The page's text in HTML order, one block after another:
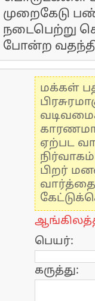
முறைகேடு
நடைபெற்று
போன்ற
மக்கள்
ஏற்பட
பிறர்
பெயர்:
கருத்து: